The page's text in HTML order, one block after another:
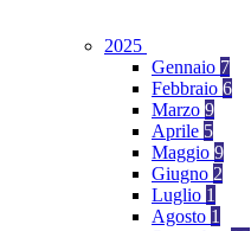
2025
Gennaio 7
Febbraio 6
Marzo 9
Aprile 5
Maggio 9
Giugno 2
Luglio 1
Agosto 1